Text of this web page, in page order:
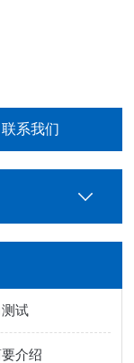
联系我们
试
介绍